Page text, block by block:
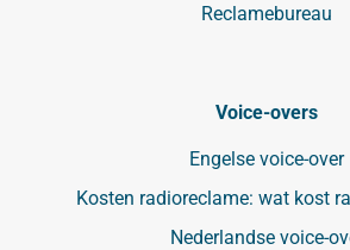
Reclamebureau
Voice-overs
Engelse voice-over
Kosten radioreclame: wat kost
Nederlandse voice-